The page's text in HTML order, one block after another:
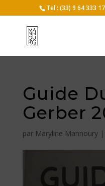
Tel : (33) 9 64 333
Guide
Gerber
par Maryline Mannoury|